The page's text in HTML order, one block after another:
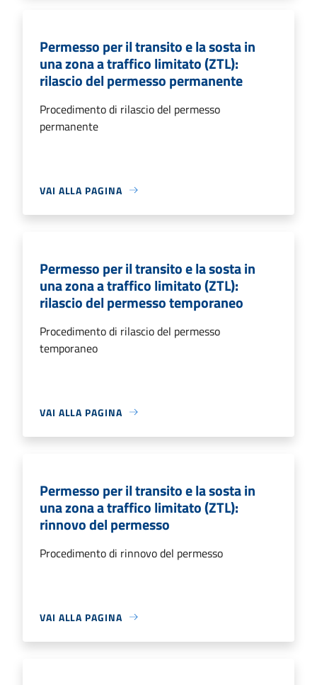
Permesso per il transito e la sosta in
una zona a traffico limitato (ZTL):
rilascio del permesso permanente
Procedimento di rilascio del permesso
permanente
VAI ALLA PAGINA
Permesso per il transito e la sosta in
una zona a traffico limitato (ZTL):
rilascio del permesso temporaneo
Procedimento di rilascio del permesso
temporaneo
VAI ALLA PAGINA
Permesso per il transito e la sosta in
una zona a traffico limitato (ZTL):
rinnovo del permesso
Procedimento di rinnovo del permesso
VAI ALLA PAGINA